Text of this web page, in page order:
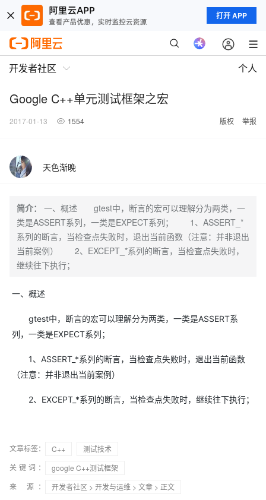
打开 APP
开发者社区 个人
Google C++单元测试框架之宏
2017-01-13 1554 版权 举报
天色渐晚
简介：
一、概述 gtest中，断言的宏可以理解分为两类，一
类是ASSERT系列，一类是EXPECT系列； 1、ASSERT_*
系列的断言，当检查点失败时，退出当前函数（注意：并非退出
当前案例） 2、EXCEPT_*系列的断言，当检查点失败时，
继续往下执行；
一、概述
gtest中，断言的宏可以理解分为两类，一类是ASSERT系
列，一类是EXPECT系列；
1、ASSERT_*系列的断言，当检查点失败时，退出当前函数
（注意：并非退出当前案例）
2、EXCEPT_*系列的断言，当检查点失败时，继续往下执行；
文章标签： C++
测试技术
关键词：
google C++测试框架
来 源：
开发者社区 > 开发与运维 > 文章 > 正文